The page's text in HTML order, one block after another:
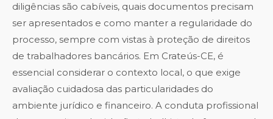
diligências são cabíveis, quais documentos precisam
ser apresentados e como manter a regularidade do
processo, sempre com vistas à proteção de direitos
de trabalhadores bancários. Em Crateús-CE, é
essencial considerar o contexto local, o que exige
avaliação cuidadosa das particularidades do
ambiente jurídico e financeiro. A conduta profissional